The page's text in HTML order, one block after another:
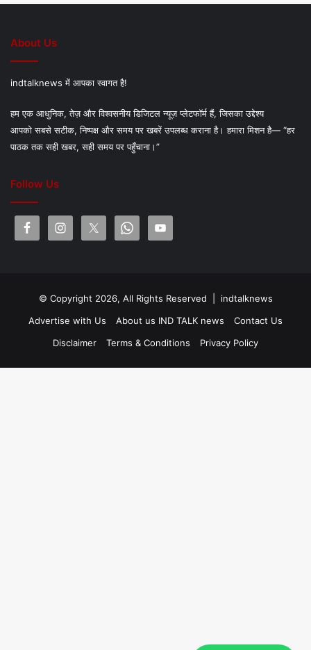
About Us
indtalknews में आपका स्वागत है!
हम एक आधुनिक, तेज़ और विश्वसनीय डिजिटल न्यूज़ प्लेटफॉर्म हैं, जिसका उद्देश्य
आपको सबसे सटीक, निष्पक्ष और समय पर खबरें उपलब्ध कराना है। हमारा मिशन है— “हर
पाठक तक सही खबर, सही समय पर पहुँचाना।”
Follow Us
© Copyright 2026, All Rights Reserved | indtalknews
Advertise with Us
About us IND TALK news
Contact Us
Disclaimer
Terms & Conditions Privacy Policy